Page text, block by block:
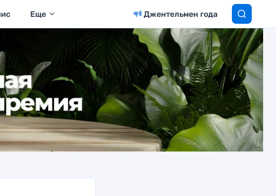
Еще Джентельмен года